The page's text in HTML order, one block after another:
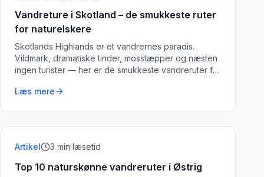
Vandreture i Skotland – de smukkeste ruter
for naturelskere
Skotlands Highlands er et vandrernes paradis.
Vildmark, dramatiske tinder, mosstæpper og næsten
ingen turister — her er de smukkeste vandreruter for
Læs mere
Artikel 3 min læsetid
Top 10 naturskønne vandreruter i Østrig